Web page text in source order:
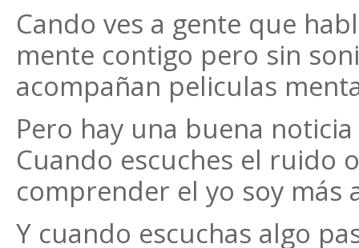
Cando ves a gente que
mente contigo pero sin
acompañan peliculas
Pero hay una buena
Cuando escuches el ruido
comprender el yo soy más
Y cuando escuchas algo